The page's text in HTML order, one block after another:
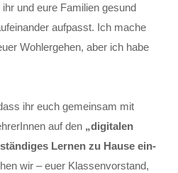
und eure Familien gesund
aufpasst. Ich mache
Wohlergehen, aber ich habe
ihr euch gemeinsam mit
auf den „digitalen
Lernen zu Hause ein-
wir – euer Klassenvorstand,